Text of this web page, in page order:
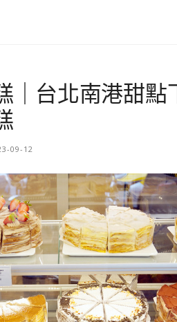
｜台北南港甜點
09-12